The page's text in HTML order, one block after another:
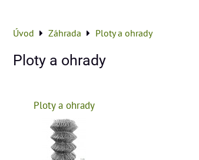
Úvod Záhrada Ploty a ohrady
Ploty a ohrady
Ploty a ohrady